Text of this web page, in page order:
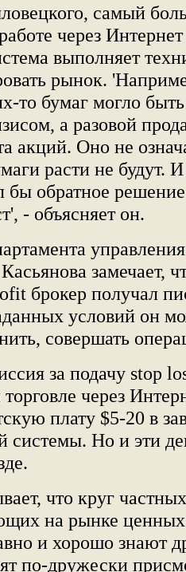
самый
через
выполняет
рынок.
то бумаг могло
а разовой
акций. Оно не
расти не будут.
бы обратное
- объясняет он.
замечает,
брокер получал
условий он
совершать
за подачу stop
через
плату $5-20 в
системы. Но и эти
что круг
на рынке ценных
и хорошо знают
по-дружески